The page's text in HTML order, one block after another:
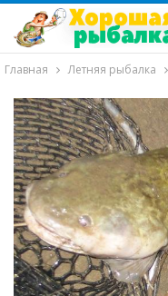
Главная Летняя рыбалка